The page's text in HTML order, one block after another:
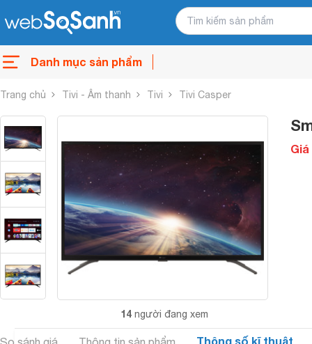
Danh mục sản phẩm
Trang chủ Tivi - Âm thanh Tivi Tivi Casper
14 người đang xem
Giá
Thông số kĩ thuật